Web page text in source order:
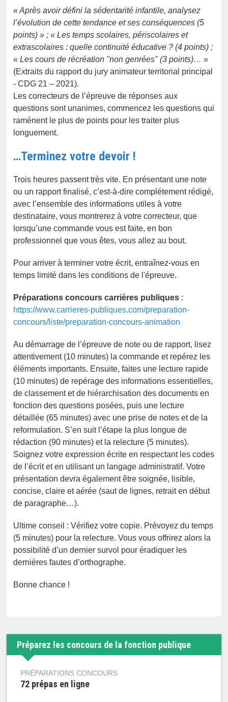
« Après avoir défini la sédentarité infantile, analysez
l’évolution de cette tendance et ses conséquences (5
points) » ; « Les temps scolaires, périscolaires et
extrascolaires : quelle continuité éducative ? (4 points) ;
« Les cours de récréation "non genrées" (3 points)… »
(Extraits du rapport du jury animateur territorial principal
- CDG 21 – 2021).
Les correcteurs de l’épreuve de réponses aux
questions sont unanimes, commencez les questions qui
ramènent le plus de points pour les traiter plus
longuement.
…Terminez votre devoir !
Trois heures passent très vite. En présentant une note
ou un rapport finalisé, c’est-à-dire complétement rédigé,
avec l’ensemble des informations utiles à votre
destinataire, vous montrerez à votre correcteur, que
lorsqu’une commande vous est faite, en bon
professionnel que vous êtes, vous allez au bout.
Pour arriver à terminer votre écrit, entraînez-vous en
temps limité dans les conditions de l'épreuve.
Préparations concours carrières publiques :
https://www.carrieres-publiques.com/preparation-
concours/liste/preparation-concours-animation
Au démarrage de l’épreuve de note ou de rapport, lisez
attentivement (10 minutes) la commande et repérez les
éléments importants. Ensuite, faites une lecture rapide
(10 minutes) de repérage des informations essentielles,
de classement et de hiérarchisation des documents en
fonction des questions posées, puis une lecture
détaillée (65 minutes) avec une prise de notes et de la
reformulation. S’en suit l’étape la plus longue de
rédaction (90 minutes) et la relecture (5 minutes).
Soignez votre expression écrite en respectant les codes
de l’écrit et en utilisant un langage administratif. Votre
présentation devra également être soignée, lisible,
concise, claire et aérée (saut de lignes, retrait en début
de paragraphe…).
Ultime conseil : Vérifiez votre copie. Prévoyez du temps
(5 minutes) pour la relecture. Vous vous offrirez alors la
possibilité d’un dernier survol pour éradiquer les
dernières fautes d’orthographe.
Bonne chance !
Préparez les concours de la fonction publique
PRÉPARATIONS CONCOURS
72 prépas en ligne